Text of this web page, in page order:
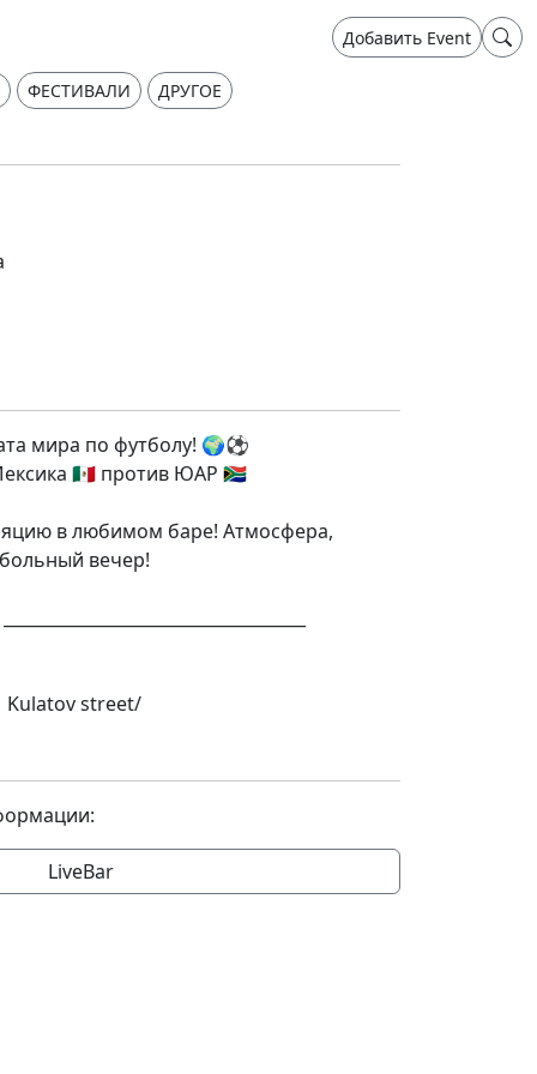
Добавить Event
ФЕСТИВАЛИ ДРУГОЕ
мира по футболу! 🌍⚽️
🇲🇽 против ЮАР 🇿🇦
в любимом баре! Атмосфера,
вечер!
Kulatov street/
LiveBar